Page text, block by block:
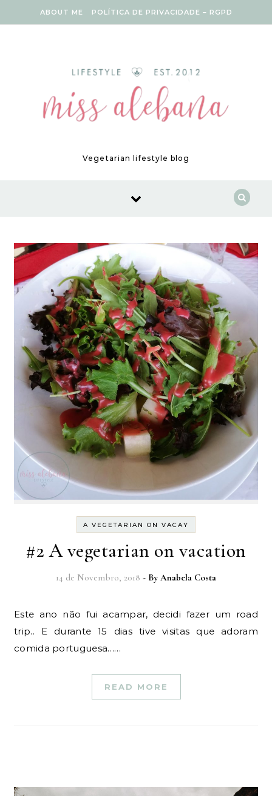
ABOUT ME POLÍTICA DE PRIVACIDADE – RGPD
Vegetarian lifestyle blog
A VEGETARIAN ON VACAY
#2 A vegetarian on vacation
14 de Novembro, 2018 - By Anabela Costa
Este ano não fui acampar, decidi fazer um road
trip.. E durante 15 dias tive visitas que adoram
comida portuguesa……
READ MORE